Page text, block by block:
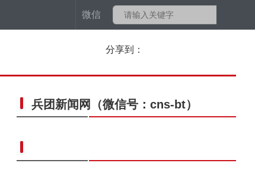
微信
分享到：
兵团新闻网 （微信号：cns-bt）